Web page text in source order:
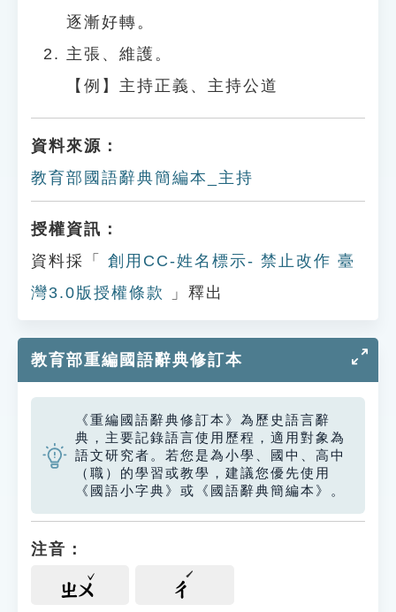
逐漸好轉。
主張、維護。
【例】主持正義、主持公道
資料來源：
教育部國語辭典簡編本_主持
授權資訊：
資料採「
創用CC-姓名標示- 禁止改作 臺
灣3.0版授權條款
」釋出
教育部重編國語辭典修訂本
《重編國語辭典修訂本》為歷史語言辭
典，主要記錄語言使用歷程，適用對象為
語文研究者。若您是為小學、國中、高中
（職）的學習或教學，建議您優先使用
《國語小字典》或《國語辭典簡編本》。
注音：
ㄓㄨ ㄔ